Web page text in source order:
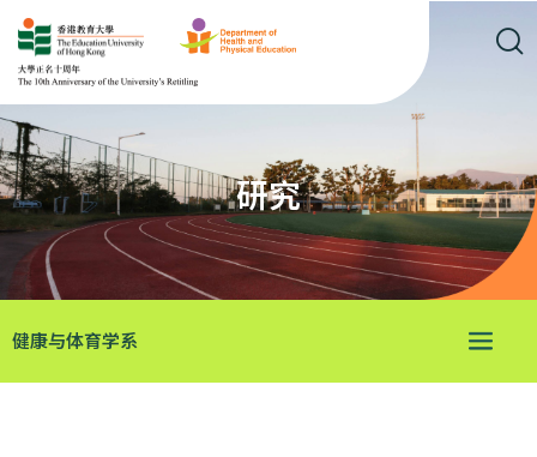
研究
健康与体育学系